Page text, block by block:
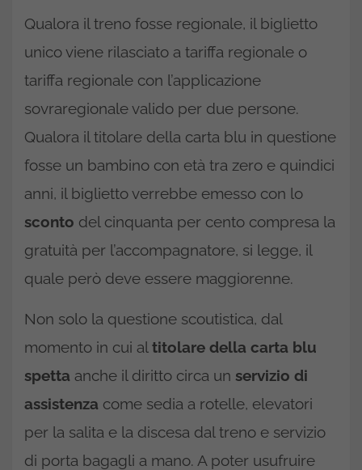
Qualora il treno fosse regionale, il biglietto
unico viene rilasciato a tariffa regionale o
tariffa regionale con l’applicazione
sovraregionale valido per due persone.
Qualora il titolare della carta blu in questione
fosse un bambino con età tra zero e quindici
anni, il biglietto verrebbe emesso con lo
sconto del cinquanta per cento compresa la
gratuità per l’accompagnatore, si legge, il
quale però deve essere maggiorenne.
Non solo la questione scoutistica, dal
momento in cui al titolare della carta blu
spetta anche il diritto circa un servizio di
assistenza come sedia a rotelle, elevatori
per la salita e la discesa dal treno e servizio
di porta bagagli a mano. A poter usufruire